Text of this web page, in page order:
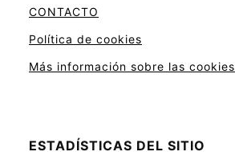
CONTACTO
Política de cookies
Más información sobre las cookies
ESTADÍSTICAS DEL SITIO